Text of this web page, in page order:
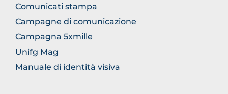
SECTION
Comunicati stampa
Campagne di comunicazione
Campagna 5xmille
Unifg Mag
Manuale di identità visiva